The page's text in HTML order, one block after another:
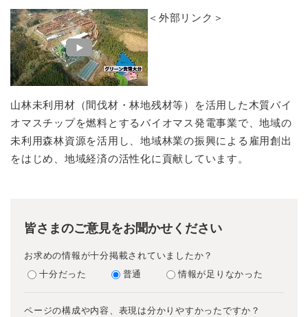
＜外部リンク＞
山林未利用材（間伐材・林地残材等）を活用した木質バイ
オマスチップを燃料とするバイオマス発電事業で、地域の
未利用森林資源を活用し、地域林業の振興による雇用創出
をはじめ、地域経済の活性化に貢献しています。
皆さまのご意見をお聞かせください
お求めの情報が十分掲載されていましたか？
十分だった
普通 情報が足りなかった
ページの構成や内容、表現は分かりやすかったですか？